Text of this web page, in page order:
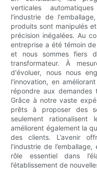
verticales
l'industrie de
produits sont manipulés
précision inégalées. Au
entreprise a été témoin
et nous sommes fiers
transformateur. À
d'évoluer, nous nous
l'innovation, en
répondre aux demandes
Grâce à notre vaste
prêts à proposer des
seulement rationalisent
améliorent également la
des clients. L’avenir
l’industrie de
rôle essentiel dans
l’établissement de